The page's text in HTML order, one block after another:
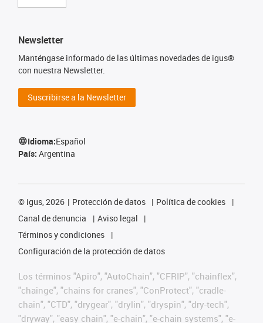
Newsletter
Manténgase informado de las últimas novedades de igus®
con nuestra Newsletter.
Suscribirse a la Newsletter
Idioma:Español
País: Argentina
© igus, 2026 Protección de datos
Política de cookies
Canal de denuncia
Aviso legal
Términos y condiciones
Configuración de la protección de datos
Los términos "Apiro", "AutoChain", "CFRIP", "chainflex",
"chainge", "chains for cranes", "ConProtect", "cradle-
chain", "CTD", "drygear", "drylin", "dryspin", "dry-tech",
"dryway", "easy chain", "e-chain", "e-chain systems", "e-